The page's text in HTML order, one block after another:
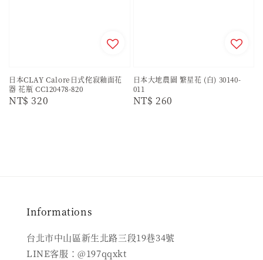
日本CLAY Calore日式侘寂釉面花
器 花瓶 CC120478-820
Regular
NT$ 320
日本大地農園 繁星花 (白) 30140-
011
Regular
NT$ 260
Informations
台北市中山區新生北路三段19巷34號
LINE客服：@197qqxkt